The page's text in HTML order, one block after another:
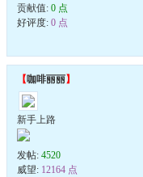
贡献值: 0 点
好评度: 0 点
【咖啡丽丽】
新手上路
发帖: 4520
威望: 12164 点